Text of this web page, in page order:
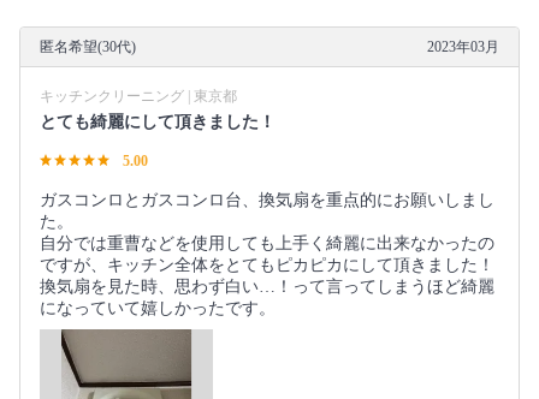
匿名希望(30代) 2023年03月
キッチンクリーニング | 東京都
とても綺麗にして頂きました！
5.00
ガスコンロとガスコンロ台、換気扇を重点的にお願いしまし
た。
自分では重曹などを使用しても上手く綺麗に出来なかったの
ですが、キッチン全体をとてもピカピカにして頂きました！
換気扇を見た時、思わず白い…！って言ってしまうほど綺麗
になっていて嬉しかったです。